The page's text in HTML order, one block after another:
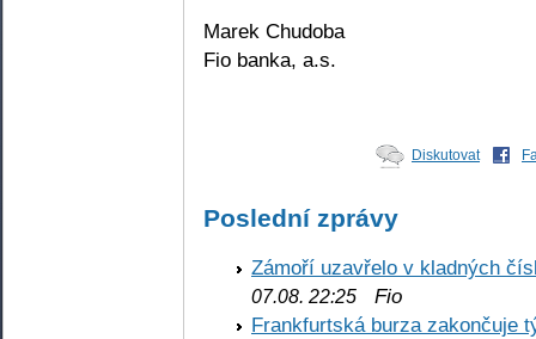
Marek Chudoba
Fio banka, a.s.
Diskutovat
Poslední zprávy
Zámoří uzavřelo v kladných
07.08. 22:25 Fio
Frankfurtská burza zakončuje